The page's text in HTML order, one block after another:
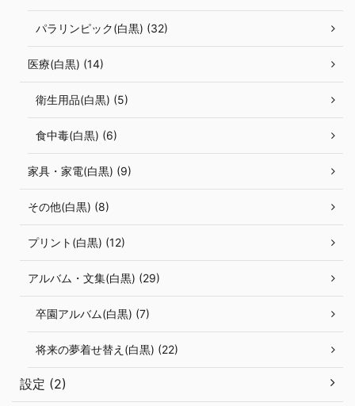
パラリンピック(白黒) (32)
医療(白黒) (14)
衛生用品(白黒) (5)
食中毒(白黒) (6)
家具・家電(白黒) (9)
その他(白黒) (8)
プリント(白黒) (12)
アルバム・文集(白黒) (29)
卒園アルバム(白黒) (7)
将来の夢着せ替え(白黒) (22)
設定 (2)